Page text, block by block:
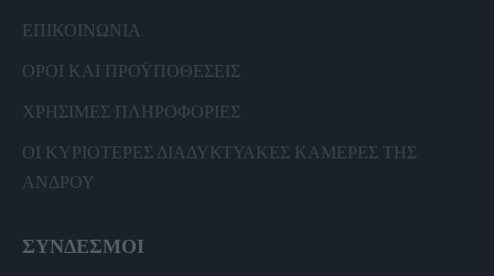
ΕΠΙΚΟΙΝΩΝΙΑ
ΟΡΟΙ ΚΑΙ ΠΡΟΫΠΟΘΕΣΕΙΣ
ΧΡΗΣΙΜΕΣ ΠΛΗΡΟΦΟΡΙΕΣ
ΟΙ ΚΥΡΙΟΤΕΡΕΣ ΔΙΑΔΥΚΤΥΑΚΕΣ ΚΑΜΕΡΕΣ ΤΗΣ
ΑΝΔΡΟΥ
ΣΥΝΔΕΣΜΟΙ